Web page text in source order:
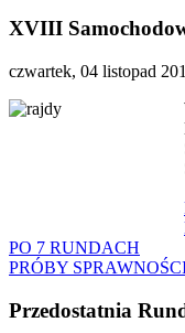
XVIII
czwartek, 04 listopad
PO 7 RUNDACH
PRÓBY
Przedostatnia